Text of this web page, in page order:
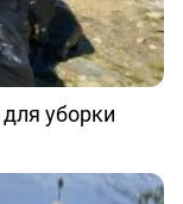
уборки